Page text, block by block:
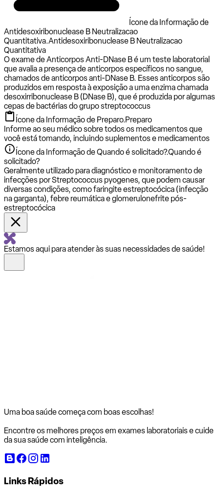
Ícone da Informação de
Antidesoxiribonuclease B Neutralizacao
Quantitativa.Antidesoxiribonuclease B Neutralizacao
Quantitativa
O exame de Anticorpos Anti-DNase B é um teste laboratorial
que avalia a presença de anticorpos específicos no sangue,
chamados de anticorpos anti-DNase B. Esses anticorpos são
produzidos em resposta à exposição a uma enzima chamada
desoxirribonuclease B (DNase B), que é produzida por algumas
cepas de bactérias do grupo streptococcus
Ícone da Informação de Preparo.Preparo
Informe ao seu médico sobre todos os medicamentos que
você está tomando, incluindo suplementos e medicamentos
Ícone da Informação de Quando é solicitado?.Quando é
solicitado?
Geralmente utilizado para diagnóstico e monitoramento de
infecções por Streptococcus pyogenes, que podem causar
diversas condições, como faringite estreptocócica (infecção
na garganta), febre reumática e glomerulonefrite pós-
estreptocócica
Estamos aqui para atender às suas necessidades de saúde!
Uma boa saúde começa com boas escolhas!
Encontre os melhores preços em exames laboratoriais e cuide
da sua saúde com inteligência.
Links Rápidos